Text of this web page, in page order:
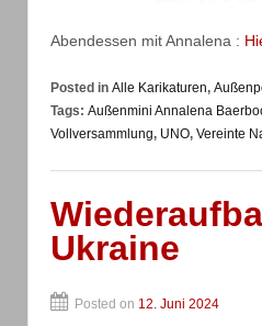
Abendessen mit Annalena :
Posted in Alle Karikaturen,
Tags: Außenmini Annalena
Vollversammlung, UNO, Vereinte
Ukraine
Posted on 12. Juni 2024